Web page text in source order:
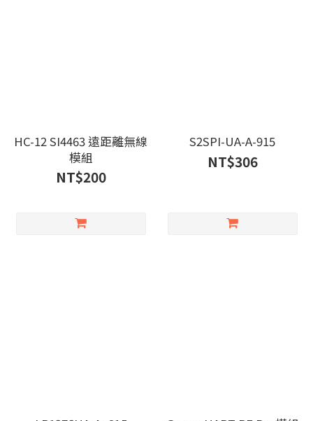
HC-12 SI4463 遠距離無線
模組
NT$200
S2SPI-UA-A-915
NT$306